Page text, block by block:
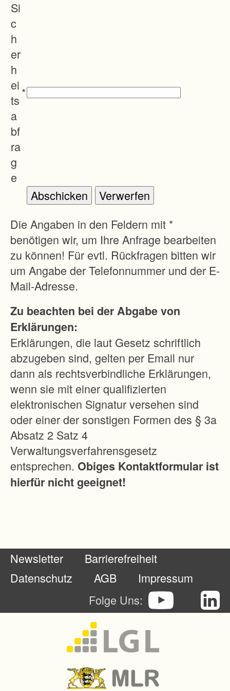
Si
c
h
er
h
ei
ts
a
bf
ra
g
e
*
Die Angaben in den Feldern mit *
benötigen wir, um Ihre Anfrage bearbeiten
zu können! Für evtl. Rückfragen bitten wir
um Angabe der Telefonnummer und der E-
Mail-Adresse.
Zu beachten bei der Abgabe von
Erklärungen:
Erklärungen, die laut Gesetz schriftlich
abzugeben sind, gelten per Email nur
dann als rechtsverbindliche Erklärungen,
wenn sie mit einer qualifizierten
elektronischen Signatur versehen sind
oder einer der sonstigen Formen des § 3a
Absatz 2 Satz 4
Verwaltungsverfahrensgesetz
entsprechen. Obiges Kontaktformular ist
hierfür nicht geeignet!
Newsletter
Barrierefreiheit
Datenschutz
AGB
Impressum
Folge Uns: